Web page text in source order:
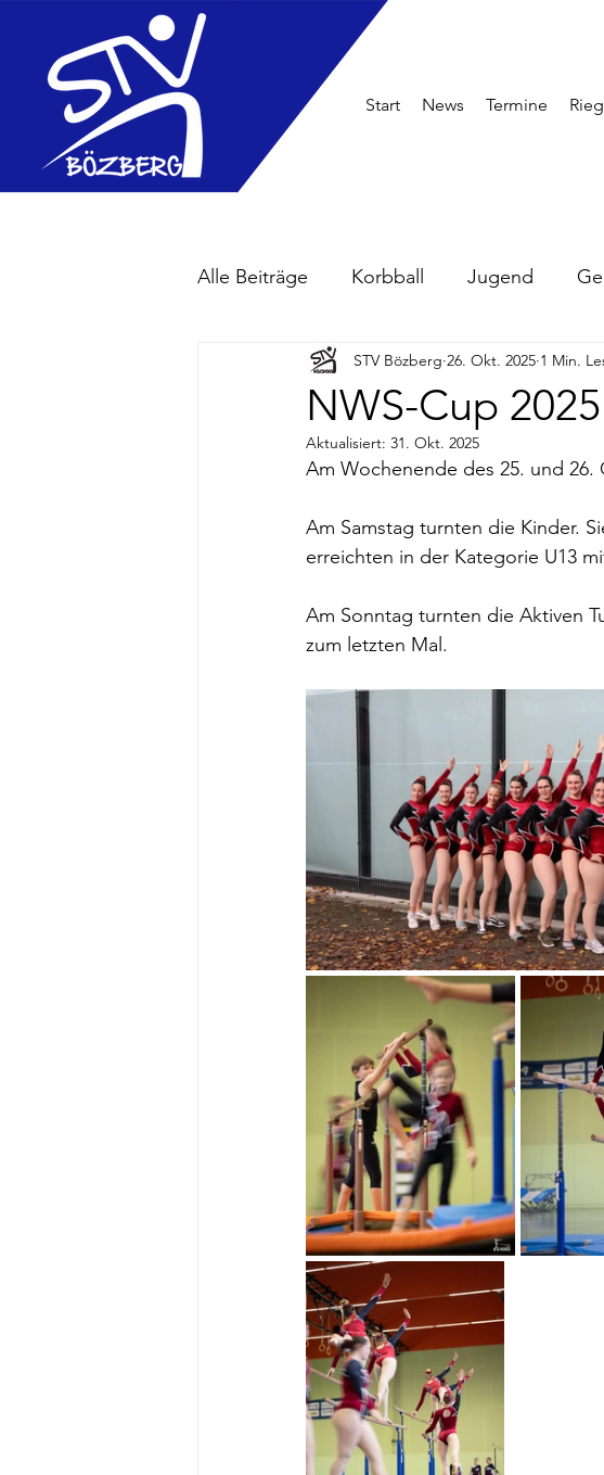
Start News Termine
Alle Beiträge Korbball Jugend
NWS-Cup 2025
STV Bözberg 26. Okt. 2025 1 Min.
Aktualisiert: 31. Okt. 2025
Am Wochenende des 25. und
Am Samstag turnten die Kinder.
erreichten in der Kategorie U13
Am Sonntag turnten die Aktiven
zum letzten Mal.